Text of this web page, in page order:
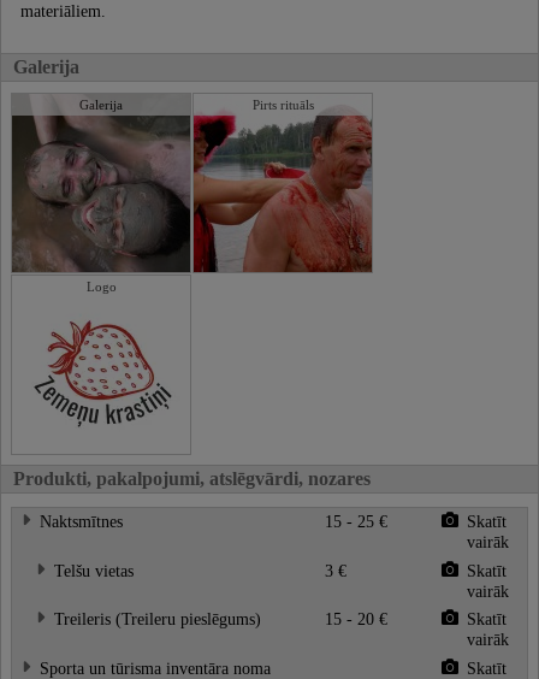
materiāliem.
Galerija
Galerija Pirts rituāls
Logo
Produkti, pakalpojumi, atslēgvārdi, nozares
Naktsmītnes 15 - 25 €
Skatīt
vairāk
Telšu vietas
3 €
Skatīt
vairāk
Treileris (Treileru pieslēgums)
15 - 20 €
Skatīt
vairāk
Sporta un tūrisma inventāra noma
Skatīt